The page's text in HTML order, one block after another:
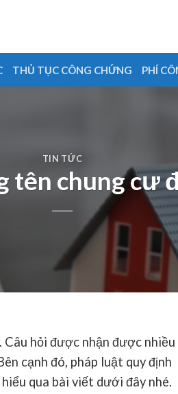
THỦ TỤC CÔNG CHỨNG PHÍ
TIN TỨC
tên chung cư
hỏi được nhận được nhiều
cạnh đó, pháp luật quy định
qua bài viết dưới đây nhé.